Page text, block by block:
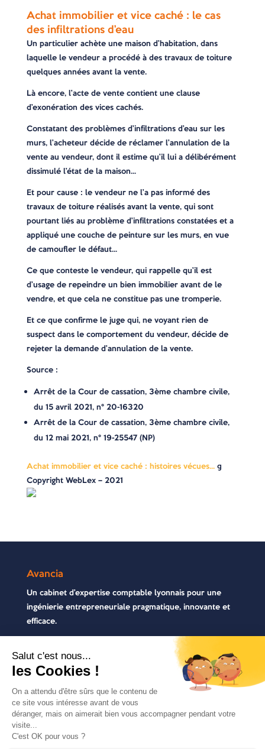
Achat immobilier et vice caché : le cas
des infiltrations d’eau
Un particulier achète une maison d’habitation, dans
laquelle le vendeur a procédé à des travaux de toiture
quelques années avant la vente.
Là encore, l’acte de vente contient une clause
d’exonération des vices cachés.
Constatant des problèmes d’infiltrations d’eau sur les
murs, l’acheteur décide de réclamer l’annulation de la
vente au vendeur, dont il estime qu’il lui a délibérément
dissimulé l’état de la maison…
Et pour cause : le vendeur ne l’a pas informé des
travaux de toiture réalisés avant la vente, qui sont
pourtant liés au problème d’infiltrations constatées et a
appliqué une couche de peinture sur les murs, en vue
de camoufler le défaut…
Ce que conteste le vendeur, qui rappelle qu’il est
d’usage de repeindre un bien immobilier avant de le
vendre, et que cela ne constitue pas une tromperie.
Et ce que confirme le juge qui, ne voyant rien de
suspect dans le comportement du vendeur, décide de
rejeter la demande d’annulation de la vente.
Source :
Arrêt de la Cour de cassation, 3ème chambre civile,
du 15 avril 2021, n° 20-16320
Arrêt de la Cour de cassation, 3ème chambre civile,
du 12 mai 2021, n° 19-25547 (NP)
Achat immobilier et vice caché : histoires vécues…©
Copyright WebLex – 2021
Avancia
Un cabinet d’expertise comptable lyonnais pour une
ingénierie entrepreneuriale pragmatique, innovante et
efficace.
Contactez-nous
04 72 71 54 72
30, rue Pré Gaudry, 69007 Lyon
contact@avancia.fr